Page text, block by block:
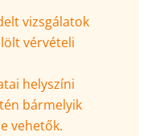
vizsgálatok
vérvételi
helyszíni
bármelyik
vehetők.